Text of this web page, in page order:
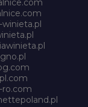
winieta.pl